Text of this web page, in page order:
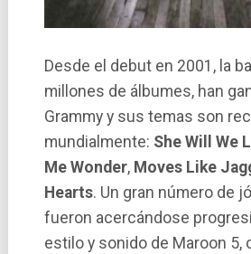
Desde el debut en 2001, la
millones de álbumes, han
Grammy y sus temas son
mundialmente: She Will We
Me Wonder, Moves Like
Hearts. Un gran número de
fueron acercándose
estilo y sonido de Maroon 5,